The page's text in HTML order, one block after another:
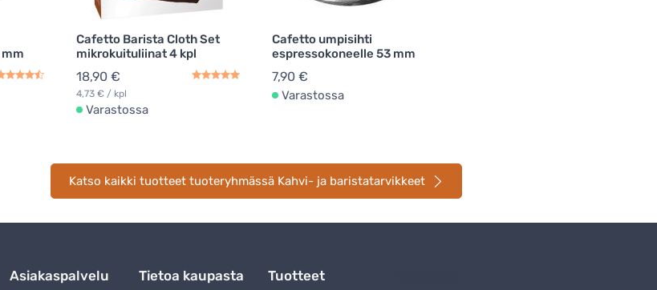
Cafetto Barista Cloth Set
mikrokuituliinat 4 kpl
18,90 €
4,73 € / kpl
Varastossa
Cafetto umpisihti
espressokoneelle 53 mm
7,90 €
Varastossa
Katso kaikki tuotteet tuoteryhmässä Kahvi- ja baristatarvikkeet
Asiakaspalvelu Tietoa kaupasta Tuotteet